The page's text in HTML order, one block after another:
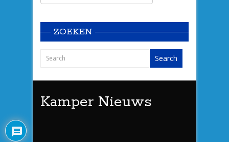
ZOEKEN
Kamper Nieuws